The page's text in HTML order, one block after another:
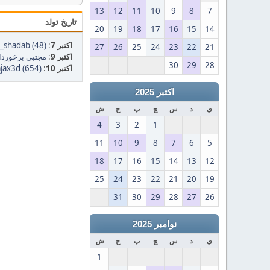
7
8
9
10
11
12
13
14
15
16
17
18
19
20
21
22
23
24
25
26
27
28
29
30
اکتبر 2025
ي د س چ پ ج ش
1
2
3
4
5
6
7
8
9
10
11
12
13
14
15
16
17
18
19
20
21
22
23
24
25
26
27
28
29
30
31
نوامبر 2025
ي د س چ پ ج ش
1
تاریخ تولد
اکتبر 7 :
(48)
اکتبر 9
: مجتبی
اکتبر 10
:
(654)